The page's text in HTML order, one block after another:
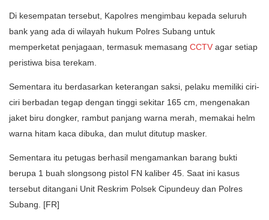
Di kesempatan tersebut, Kapolres mengimbau kepada seluruh
bank yang ada di wilayah hukum Polres Subang untuk
memperketat penjagaan, termasuk memasang CCTV agar setiap
peristiwa bisa terekam.
Sementara itu berdasarkan keterangan saksi, pelaku memiliki ciri-
ciri berbadan tegap dengan tinggi sekitar 165 cm, mengenakan
jaket biru dongker, rambut panjang warna merah, memakai helm
warna hitam kaca dibuka, dan mulut ditutup masker.
Sementara itu petugas berhasil mengamankan barang bukti
berupa 1 buah slongsong pistol FN kaliber 45. Saat ini kasus
tersebut ditangani Unit Reskrim Polsek Cipundeuy dan Polres
Subang. [FR]